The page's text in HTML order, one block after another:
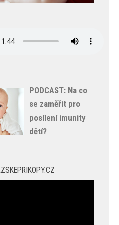
PODCAST: Na co
se zaměřit pro
posílení imunity
dětí?